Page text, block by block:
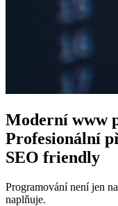
Moderní www
Profesionální
SEO friendly
Programování není jen
naplňuje.